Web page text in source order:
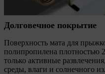
Долговечное покрытие
Поверхность мата для
полипропилена плотностью
только активные
среды, влаги и солнечного